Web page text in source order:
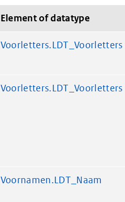
Element of datatype
Voorletters.LDT_Voorletters
Voorletters.LDT_Voorletters
Voornamen.LDT_Naam